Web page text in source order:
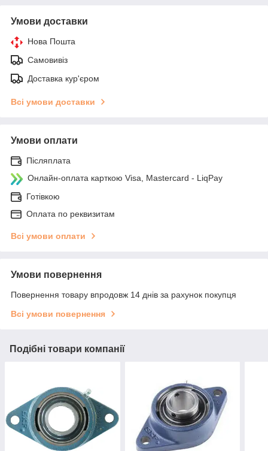
Умови доставки
Нова Пошта
Самовивіз
Доставка кур'єром
Всі умови доставки
Умови оплати
Післяплата
Онлайн-оплата карткою Visa, Mastercard - LiqPay
Готівкою
Оплата по реквизитам
Всі умови оплати
Умови повернення
Повернення товару впродовж 14 днів за рахунок покупця
Всі умови повернення
Подібні товари компанії